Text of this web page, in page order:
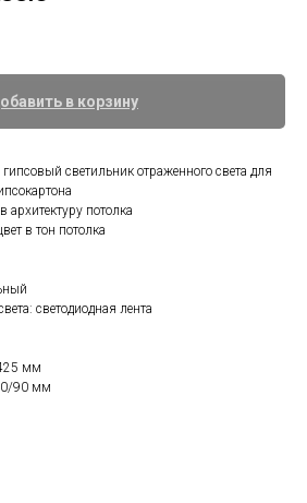
в корзину
светильник отраженного света для
архитектуру потолка
в тон потолка
светодиодная лента
мм
90 мм